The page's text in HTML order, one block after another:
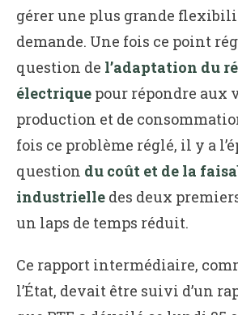
gérer une plus grande
demande. Une fois ce point
question de l’adaptation du
électrique pour répondre aux
production et de
fois ce problème réglé, il y a
question du coût et de la
industrielle des deux
un laps de temps réduit.
Ce rapport intermédiaire,
l’État, devait être suivi d’un